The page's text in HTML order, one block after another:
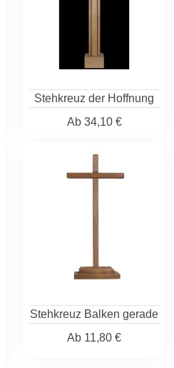
Stehkreuz der Hoffnung
Ab34,10 €
Stehkreuz Balken gerade
Ab 11,80 €